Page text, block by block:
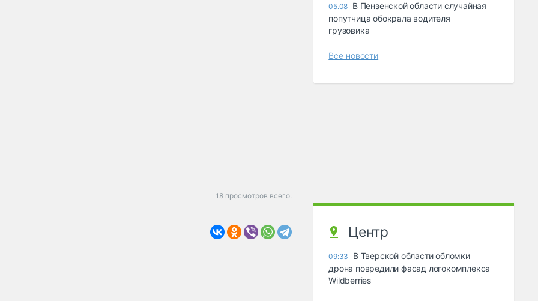
18 просмотров всего.
05.08 В Пензенской области случайная
попутчица обокрала водителя
грузовика
Все новости
Центр
09:33
В Тверской области обломки
дрона повредили фасад логокомплекса
Wildberries